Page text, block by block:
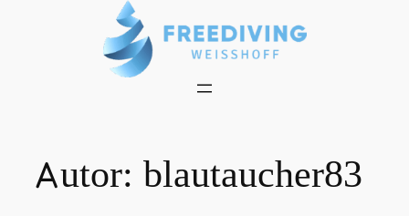
Autor: blautaucher83